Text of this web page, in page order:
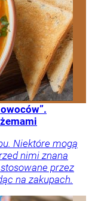
Niektóre mogą
nimi znana
przez
na zakupach.